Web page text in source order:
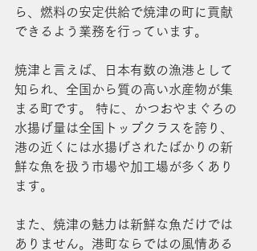
ら、燃料の安定供給で焼津の町に貢献
できるよう業務を行っています。
焼津と言えば、日本有数の漁港として
知られ、全国から質の高い水産物が集
まる町です。 特に、かつおやまぐろの
水揚げ量は全国トップクラスを誇り、
港の近くには水揚げされたばかりの新
鮮な魚を扱う市場や加工場が多くあり
ます。
また、焼津の魅力は新鮮な魚だけでは
ありません。港町ならではの風情ある